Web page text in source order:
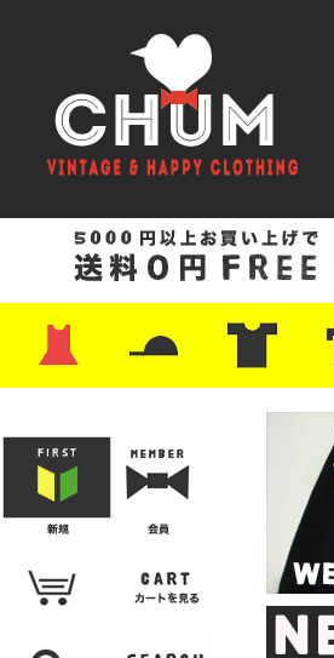
・レザーシューズ/スニーカー
・プリントTシャツ
・バンド/ツアー
・キャラクター
・Nike/adidas/スポー
・チャンピオン
・サーフ/スケート
・ボーダー/総柄/無地
・フットボール/リン
・タンクトップ/NBA
・ポ
・半
・ア